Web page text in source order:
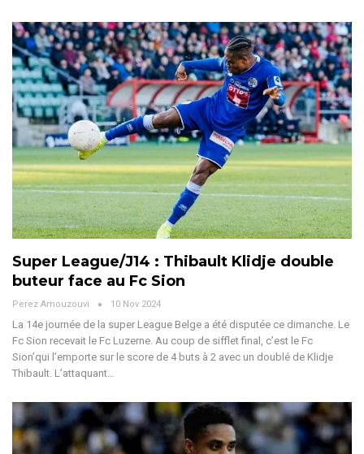
Super League/J14 : Thibault Klidje double
buteur face au Fc Sion
Perez Amouzouvi 10 Nov 2024
La 14e journée de la super League Belge a été disputée ce dimanche. Le
Fc Sion recevait le Fc Luzerne. Au coup de sifflet final, c’est le Fc
Sion’qui l’emporte sur le score de 4 buts à 2 avec un doublé de Klidje
Thibault. L’attaquant…